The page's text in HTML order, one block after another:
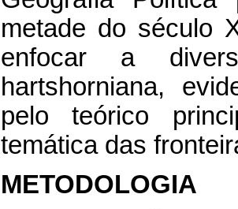
metade do século
enfocar a
hartshorniana,
pelo teórico
temática das
METODOLOGIA